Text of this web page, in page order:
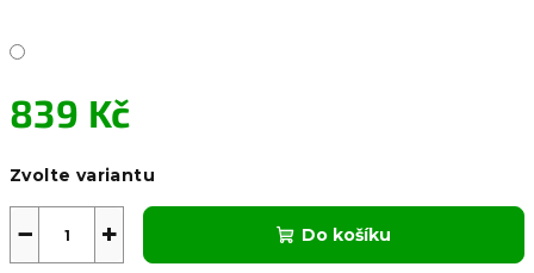
839 Kč
cena:
Zvolte variantu
+
− Do košíku